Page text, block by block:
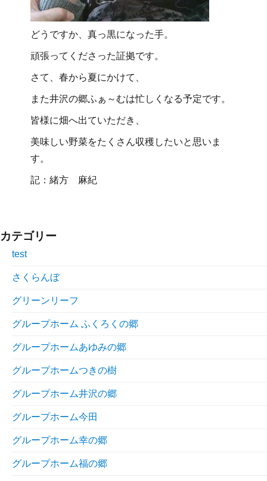
どうですか、真っ黒になった手。
頑張ってくださった証拠です。
さて、春から夏にかけて、
また井沢の郷ふぁ～むは忙しくなる予定です。
皆様に畑へ出ていただき、
美味しい野菜をたくさん収穫したいと思いま
す。
記：緒方 麻紀
カテゴリー
test
さくらんぼ
グリーンリーフ
グループホーム ふくろくの郷
グループホームあゆみの郷
グループホームつきの樹
グループホーム井沢の郷
グループホーム今田
グループホーム幸の郷
グループホーム福の郷